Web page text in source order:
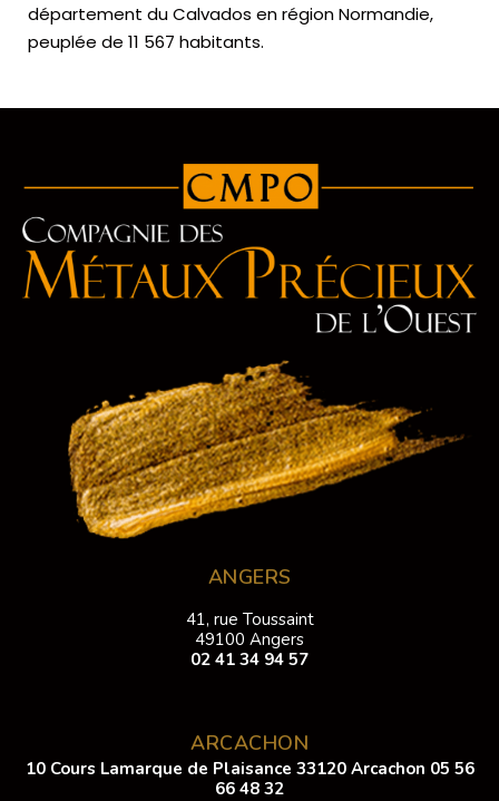
département du Calvados en région Normandie,
peuplée de 11 567 habitants.
ANGERS
41, rue Toussaint
49100 Angers
02 41 34 94 57
ARCACHON
10 Cours Lamarque de Plaisance 33120 Arcachon 05 56
66 48 32